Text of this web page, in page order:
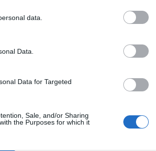
data.
Data.
Data for Targeted
Sale, and/or Sharing
the Purposes for which it
di Spicchio,
e dirigente
9 luglio è
un bar di
via Cairoli. I ladri